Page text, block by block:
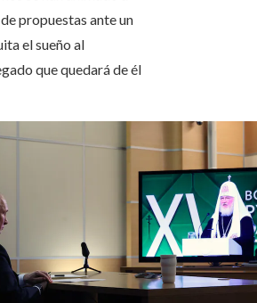
propuestas ante un
el sueño al
que quedará de él